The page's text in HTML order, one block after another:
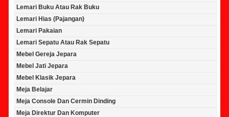
Lemari Buku Atau Rak Buku
Lemari Hias (Pajangan)
Lemari Pakaian
Lemari Sepatu Atau Rak Sepatu
Mebel Gereja Jepara
Mebel Jati Jepara
Mebel Klasik Jepara
Meja Belajar
Meja Console Dan Cermin Dinding
Meja Direktur Dan Komputer